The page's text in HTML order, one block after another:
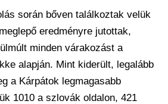
során bőven találkoztak velük
eredményre jutottak,
minden várakozást a
alapján. Mint kiderült, legalább
a Kárpátok legmagasabb
1010 a szlovák oldalon, 421